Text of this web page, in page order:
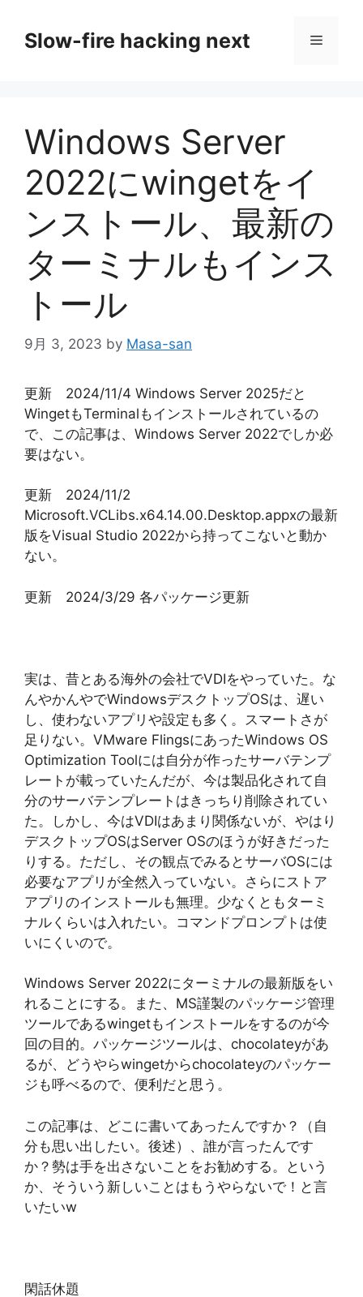
Slow-fire hacking next メ
Windows Server
2022にwingetをイ
ンストール、最新の
ターミナルもインス
トール
9月 3, 2023 by Masa-san
更新 2024/11/4 Windows Server 2025だと
WingetもTerminalもインストールされているの
で、この記事は、Windows Server 2022でしか必
要はない。
更新 2024/11/2
Microsoft.VCLibs.x64.14.00.Desktop.appxの最新
版をVisual Studio 2022から持ってこないと動か
ない。
更新 2024/3/29 各パッケージ更新
実は、昔とある海外の会社でVDIをやっていた。な
んやかんやでWindowsデスクトップOSは、遅い
し、使わないアプリや設定も多く。スマートさが
足りない。VMware FlingsにあったWindows OS
Optimization Toolには自分が作ったサーバテンプ
レートが載っていたんだが、今は製品化されて自
分のサーバテンプレートはきっちり削除されてい
た。しかし、今はVDIはあまり関係ないが、やはり
デスクトップOSはServer OSのほうが好きだった
りする。ただし、その観点でみるとサーバOSには
必要なアプリが全然入っていない。さらにストア
アプリのインストールも無理。少なくともターミ
ナルくらいは入れたい。コマンドプロンプトは使
いにくいので。
Windows Server 2022にターミナルの最新版をい
れることにする。また、MS謹製のパッケージ管理
ツールであるwingetもインストールをするのが今
回の目的。パッケージツールは、chocolateyがあ
るが、どうやらwingetからchocolateyのパッケー
ジも呼べるので、便利だと思う。
この記事は、どこに書いてあったんですか？（自
分も思い出したい。後述）、誰が言ったんです
か？勢は手を出さないことをお勧めする。という
か、そういう新しいことはもうやらないで！と言
いたいw
閑話休題